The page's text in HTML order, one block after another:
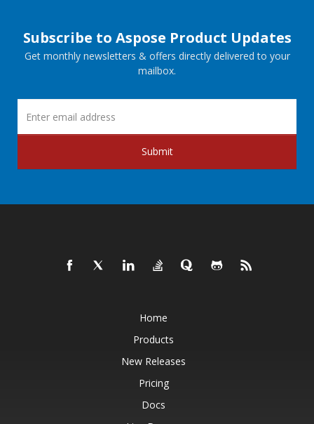
Subscribe to Aspose Product Updates
Get monthly newsletters & offers directly delivered to your
mailbox.
Submit
Home
Products
New Releases
Pricing
Docs